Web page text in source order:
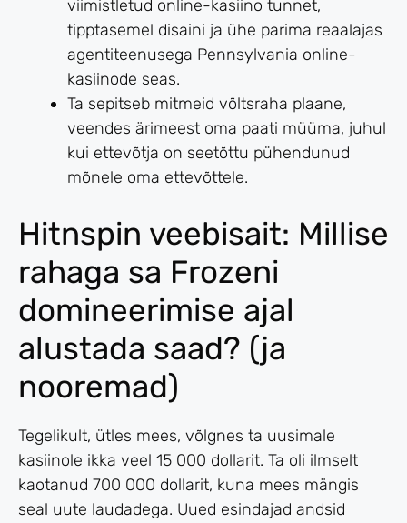
viimistletud online-kasiino tunnet,
tipptasemel disaini ja ühe parima reaalajas
agentiteenusega Pennsylvania online-
kasiinode seas.
Ta sepitseb mitmeid võltsraha plaane,
veendes ärimeest oma paati müüma, juhul
kui ettevõtja on seetõttu pühendunud
mõnele oma ettevõttele.
Hitnspin veebisait: Millise
rahaga sa Frozeni
domineerimise ajal
alustada saad? (ja
nooremad)
Tegelikult, ütles mees, võlgnes ta uusimale
kasiinole ikka veel 15 000 dollarit. Ta oli ilmselt
kaotanud 700 000 dollarit, kuna mees mängis
seal uute laudadega. Uued esindajad andsid